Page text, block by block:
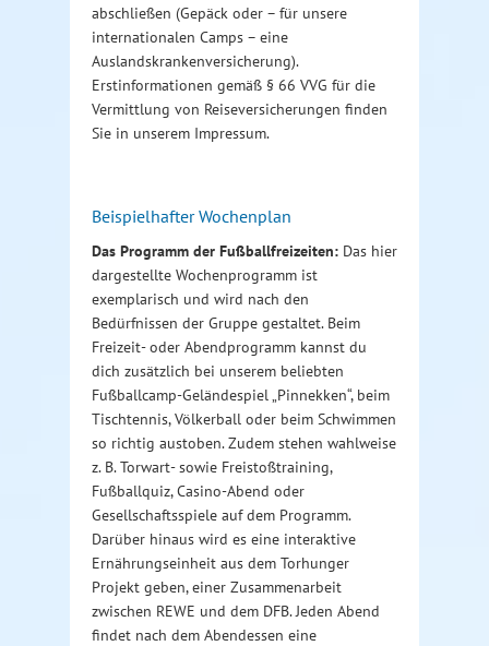
abschließen (Gepäck oder – für unsere
internationalen Camps – eine
Auslandskrankenversicherung).
Erstinformationen gemäß § 66 VVG für die
Vermittlung von Reiseversicherungen finden
Sie in unserem Impressum.
Beispielhafter Wochenplan
Das Programm der Fußballfreizeiten: Das hier
dargestellte Wochenprogramm ist
exemplarisch und wird nach den
Bedürfnissen der Gruppe gestaltet. Beim
Freizeit- oder Abendprogramm kannst du
dich zusätzlich bei unserem beliebten
Fußballcamp-Geländespiel „Pinnekken“, beim
Tischtennis, Völkerball oder beim Schwimmen
so richtig austoben. Zudem stehen wahlweise
z. B. Torwart- sowie Freistoßtraining,
Fußballquiz, Casino-Abend oder
Gesellschaftsspiele auf dem Programm.
Darüber hinaus wird es eine interaktive
Ernährungseinheit aus dem Torhunger
Projekt geben, einer Zusammenarbeit
zwischen REWE und dem DFB. Jeden Abend
findet nach dem Abendessen eine